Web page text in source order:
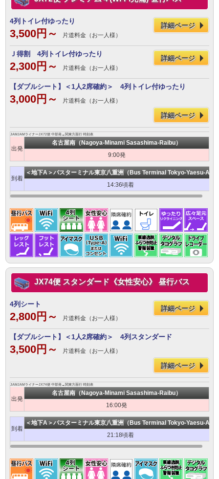
4列トイレ付ゆったり
3,500円～ 片道料金（お一人様）
詳細ページ
Ｊ得割 4列トイレ付ゆったり
2,300円～ 片道料金（お一人様）
詳細ページ
【ダブルシート】＜1人2席確約＞ 4列トイレ付ゆったり
3,000円～ 片道料金（お一人様）
詳細ページ
JAMJAMライナーJX72便 中部発→関東方面行 時刻表
出発
名古屋南（Nagoya-Minami Sasashima-Raibu）
9:00発
到着
＜地下A＞バスターミナル東京八重洲（Bus Terminal Tokyo-Yaesu-A）
14:36頃着
JX74便 スタンダード《女性安心》 昼行バス
4列シート
2,800円～ 片道料金（お一人様）
詳細ページ
【ダブルシート】＜1人2席確約＞ 4列スタンダード
3,500円～ 片道料金（お一人様）
詳細ページ
JAMJAMライナーJX74便 中部発→関東方面行 時刻表
出発
名古屋南（Nagoya-Minami Sasashima-Raibu）
16:00発
到着
＜地下A＞バスターミナル東京八重洲（Bus Terminal Tokyo-Yaesu-A）
21:18頃着